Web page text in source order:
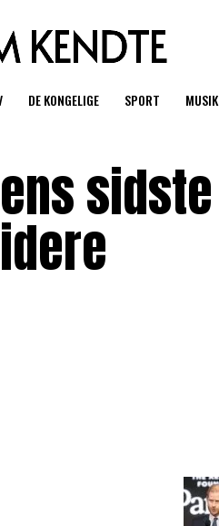
DE KONGELIGE SPORT MUSIK
sidste